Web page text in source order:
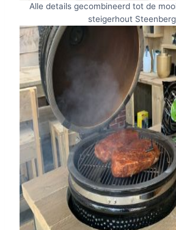
Alle details gecombineerd tot de
steigerhout